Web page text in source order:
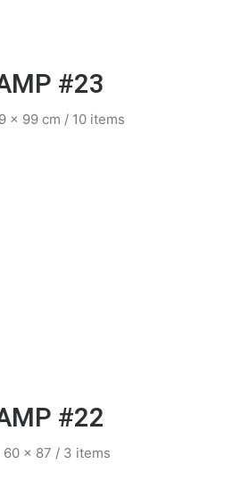
#23
x 99 cm / 10 items
#22
60 x 87 / 3 items